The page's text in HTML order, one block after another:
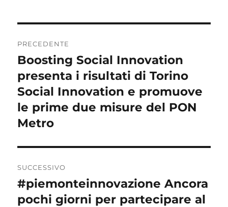
articoli
PRECEDENTE
Articolo
precedente:
Boosting Social Innovation
presenta i risultati di Torino
Social Innovation e promuove
le prime due misure del PON
Metro
SUCCESSIVO
Articolo
successivo:
#piemonteinnovazione Ancora
pochi giorni per partecipare al